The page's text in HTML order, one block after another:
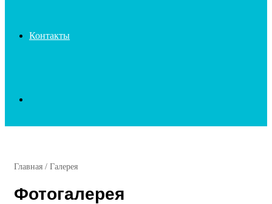
Контакты
Главная / Галерея
Фотогалерея